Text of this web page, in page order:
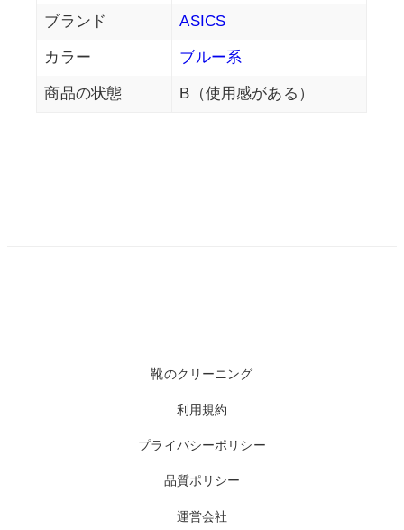
ブランド ASICS
カラー ブルー系
商品の状態 B（使用感がある）
靴のクリーニング
利用規約
プライバシーポリシー
品質ポリシー
運営会社